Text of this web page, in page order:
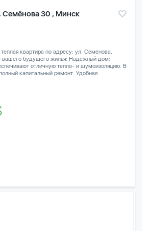
Семёнова 30 , Минск
квартира по адресу: ул. Семенова,
будущего жилья: Надежный дом:
отличную тепло- и шумоизоляцию. В
капитальный ремонт. Удобная